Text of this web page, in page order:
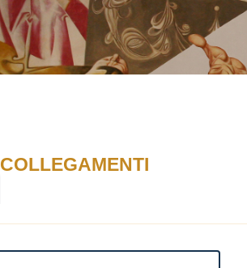
COLLEGAMENTI